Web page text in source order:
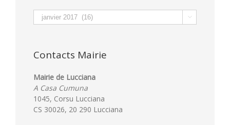
Archives 
Contacts Mairie
Mairie de Lucciana
A Casa Cumuna
1045, Corsu Lucciana
CS 30026, 20 290 Lucciana